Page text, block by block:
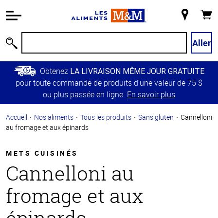
relative à
Passer
contenu
principal
Retour à
principale
magasin
Aller
Obtenez LA LIVRAISON MÊME JOUR GRATUITE
pour toute commande de produits d’une valeur de 75 $
ou plus passée en ligne. En savoir plus
Accueil Nos aliments Tous les produits Sans gluten
Cannelloni
au fromage et aux épinards
METS CUISINÉS
Cannelloni au
fromage et aux